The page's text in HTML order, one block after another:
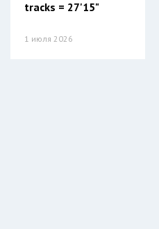
tracks = 27'15"
1 июля 2026